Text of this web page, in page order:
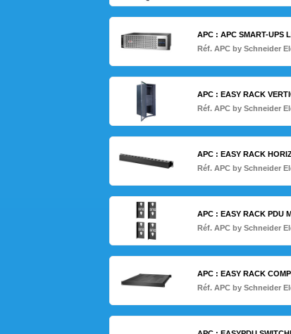
APC : APC SMART-UPS
Réf. APC by Schneider
APC : EASY RACK
Réf. APC by Schneider
APC : EASY RACK
Réf. APC by Schneider
APC : EASY RACK PDU
Réf. APC by Schneider
APC : EASY RACK
Réf. APC by Schneider